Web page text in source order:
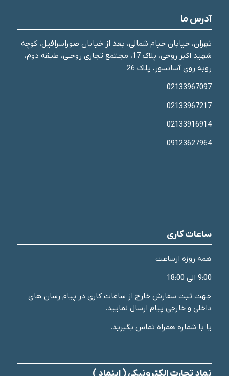
آدرس ما
تهران، خیابان خیام شمالی، بعد از خیابان صوراسرافیل، کوچه
شهید اکبر روحی، پلاک 17، مجـتمع تجاری روحـی، طبـقه دوم،
روبه روی آسانسور، پلاک 26
02133967097
02133967217
02133916914
09123627964
ساعات کاری
همه روزه ازساعت
9:00 الی 18:00
جهت ثبت سفارش خارج از ساعات کاری در پیام رسان های
داخلی و خارجی پیام ارسال نمایید.
یا با شماره همراه تماس بگیرید.